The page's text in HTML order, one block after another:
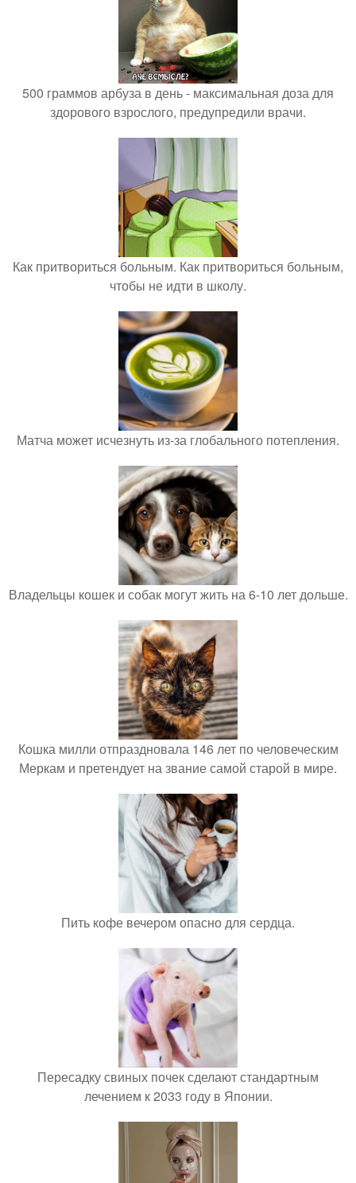
500 граммов арбуза в день - максимальная доза для
здорового взрослого, предупредили врачи.
Как притвориться больным. Как притвориться больным,
чтобы не идти в школу.
Матча может исчезнуть из-за глобального потепления.
Владельцы кошек и собак могут жить на 6-10 лет дольше.
Кошка милли отпраздновала 146 лет по человеческим
Меркам и претендует на звание самой старой в мире.
Пить кофе вечером опасно для сердца.
Пересадку свиных почек сделают стандартным
лечением к 2033 году в Японии.